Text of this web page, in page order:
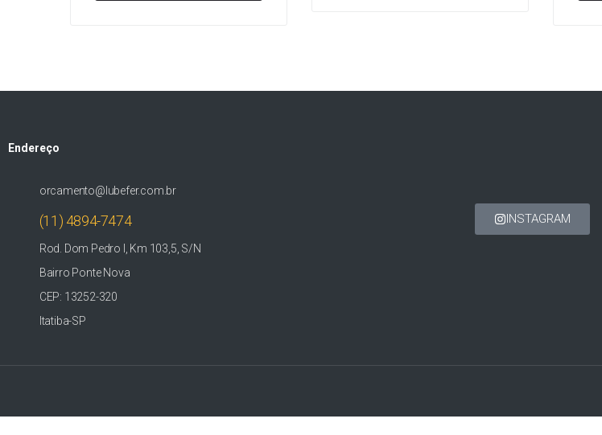
Endereço
orcamento@lubefer.com.br
(11) 4894-7474
Rod. Dom Pedro I, Km 103,5, S/N
Bairro Ponte Nova
CEP: 13252-320
Itatiba-SP
INSTAGRAM